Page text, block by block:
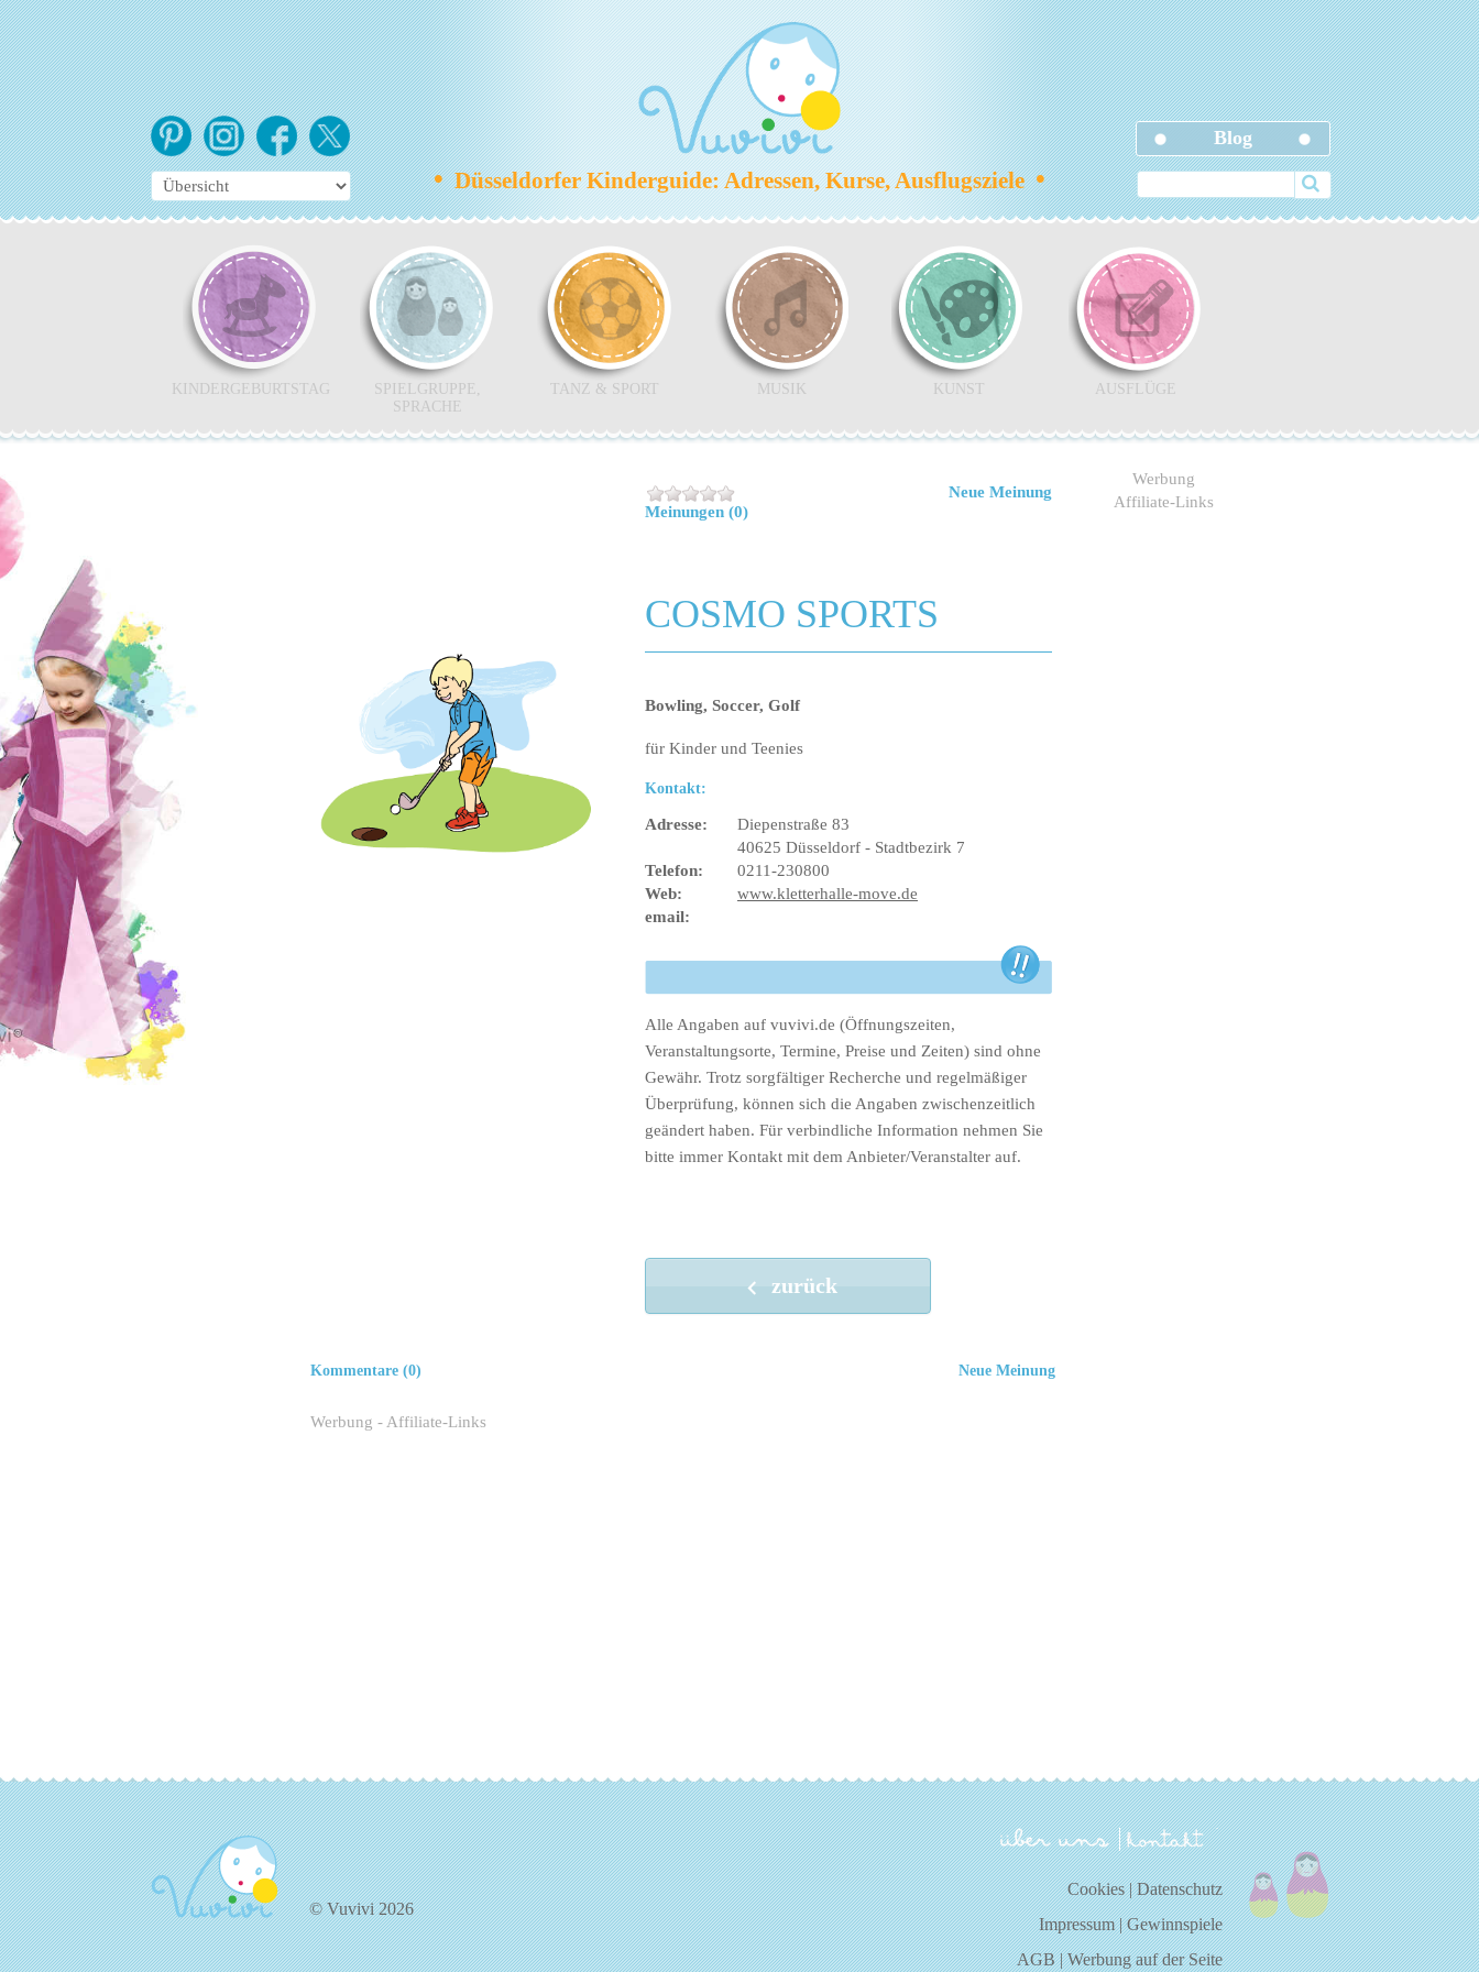
Blog
•Düsseldorfer Kinderguide: Adressen, Kurse, Ausflugsziele•
KINDERGEBURTSTAG
SPIELGRUPPE,
SPRACHE
TANZ & SPORT MUSIK KUNST AUSFLÜGE
Meinungen (0)
Neue Meinung
COSMO SPORTS
Bowling, Soccer, Golf
für Kinder und Teenies
Kontakt:
Adresse:
Diepenstraße 83
40625 Düsseldorf - Stadtbezirk 7
Telefon:
0211-230800
Web:
www.kletterhalle-move.de
email:
Alle Angaben auf vuvivi.de (Öffnungszeiten,
Veranstaltungsorte, Termine, Preise und Zeiten) sind ohne
Gewähr. Trotz sorgfältiger Recherche und regelmäßiger
Überprüfung, können sich die Angaben zwischenzeitlich
geändert haben. Für verbindliche Information nehmen Sie
bitte immer Kontakt mit dem Anbieter/Veranstalter auf.
zurück
Neue Meinung
Kommentare (0)
Werbung - Affiliate-Links
Werbung
Affiliate-Links
© Vuvivi 2026
über uns kontakt
Cookies|Datenschutz
Impressum|Gewinnspiele
AGB|Werbung auf der Seite